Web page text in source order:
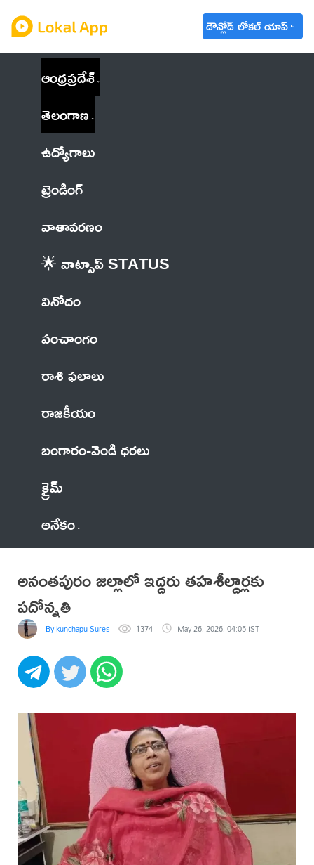
డౌన్లోడ్ లోకల్ యాప్
ఆంధ్రప్రదేశ్
తెలంగాణ
ఉద్యోగాలు
ట్రెండింగ్
వాతావరణం
🌟 వాట్సాప్ STATUS
వినోదం
పంచాంగం
రాశి ఫలాలు
రాజకీయం
బంగారం-వెండి ధరలు
క్రైమ్
అనేకం
అనంతపురం జిల్లాలో ఇద్దరు తహశీల్దార్లకు
పదోన్నతి
By kunchapu Suresh 1374 May 26, 2026, 04:05 IST